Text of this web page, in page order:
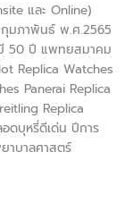
และ Online)
มภาพันธ์ พ.ศ.2565
50 ปี แพทยสมาคม
Replica Watches
Panerai Replica
Replica
ดบุหรี่ดีเด่น ปีการ
บาลศาสตร์